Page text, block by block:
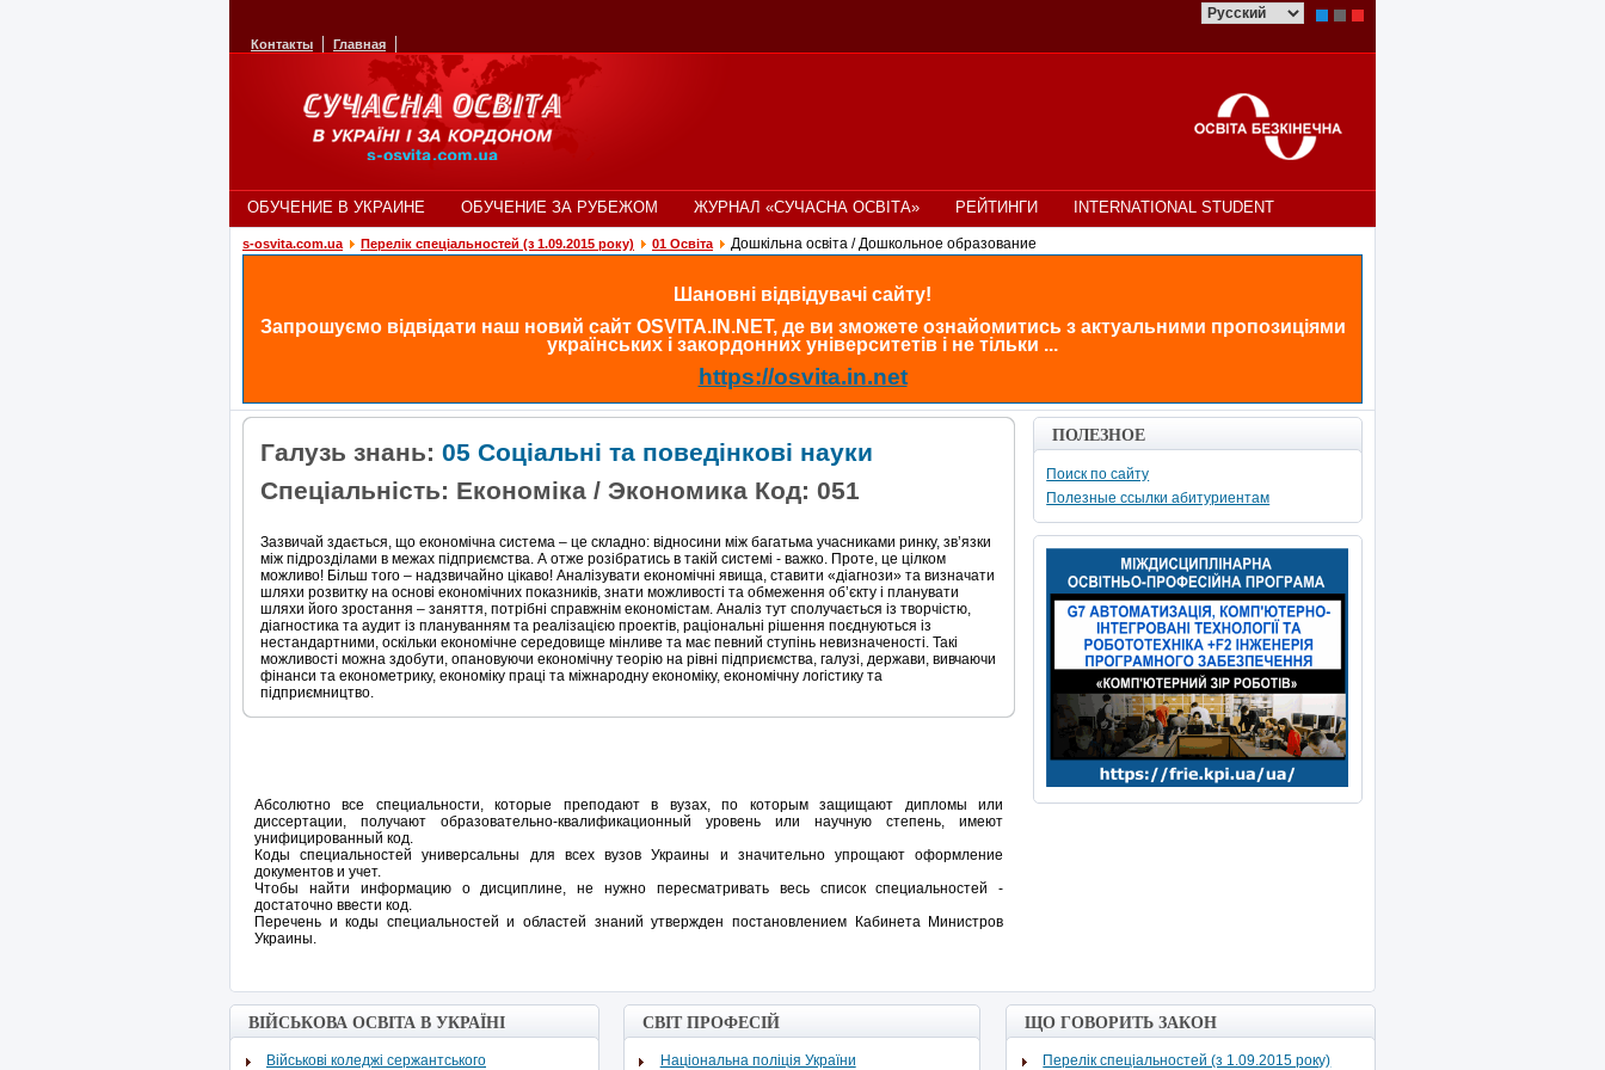
Контакты Главная
ОБУЧЕНИЕ В УКРАИНЕ ОБУЧЕНИЕ ЗА РУБЕЖОМ ЖУРНАЛ «СУЧАСНА ОСВІТА» РЕЙТИНГИ INTERNATIONAL STUDENT
s-osvita.com.ua Перелік спеціальностей (з 1.09.2015 року) 01 Освіта Дошкільна освіта / Дошкольное образование
Шановні відвідувачі сайту!
Запрошуємо відвідати наш новий сайт OSVITA.IN.NET, де ви зможете ознайомитись з актуальними пропозиціями
українських і закордонних університетів і не тільки ...
https://osvita.in.net
Галузь знань: 05 Соціальні та поведінкові науки
Спеціальність: Економіка / Экономика Код: 051
Зазвичай здається, що економічна система – це складно: відносини між багатьма учасниками ринку, зв’язки
між підрозділами в межах підприємства. А отже розібратись в такій системі - важко. Проте, це цілком
можливо! Більш того – надзвичайно цікаво! Аналізувати економічні явища, ставити «діагнози» та визначати
шляхи розвитку на основі економічних показників, знати можливості та обмеження об’єкту і планувати
шляхи його зростання – заняття, потрібні справжнім економістам. Аналіз тут сполучається із творчістю,
діагностика та аудит із плануванням та реалізацією проектів, раціональні рішення поєднуються із
нестандартними, оскільки економічне середовище мінливе та має певний ступінь невизначеності. Такі
можливості можна здобути, опановуючи економічну теорію на рівні підприємства, галузі, держави, вивчаючи
фінанси та економетрику, економіку праці та міжнародну економіку, економічну логістику та
підприємництво.
Абсолютно все специальности, которые преподают в вузах, по которым защищают дипломы или
диссертации, получают образовательно-квалификационный уровень или научную степень, имеют
унифицированный код.
Коды специальностей универсальны для всех вузов Украины и значительно упрощают оформление
документов и учет.
Чтобы найти информацию о дисциплине, не нужно пересматривать весь список специальностей -
достаточно ввести код.
Перечень и коды специальностей и областей знаний утвержден постановлением Кабинета Министров
Украины.
ПОЛЕЗНОЕ
Поиск по сайту
Полезные ссылки абитуриентам
ВІЙСЬКОВА ОСВІТА В УКРАЇНІ
Військові коледжі сержантського
СВІТ ПРОФЕСІЙ
Національна поліція України
ЩО ГОВОРИТЬ ЗАКОН
Перелік спеціальностей (з 1.09.2015 року)